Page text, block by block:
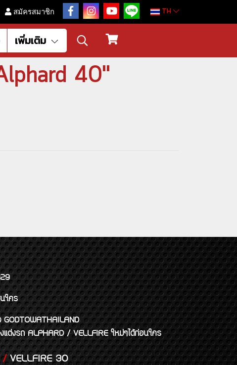
สมัครสมาชิก TH
เพิ่มเติม
40"
ใคร
แต่งรถ ALPHARD / VELLFIRE ใหม่ๆได้ก่อนใคร
VELLFIRE 30